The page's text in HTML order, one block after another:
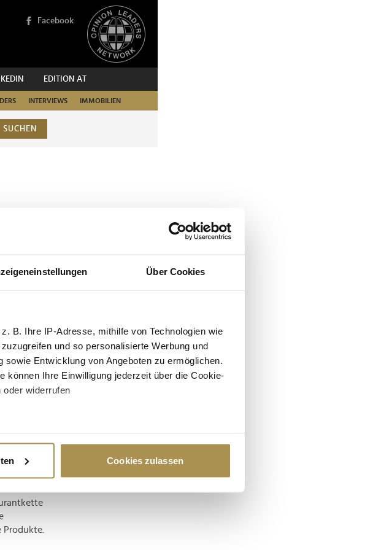
Über Cookies
B. Ihre IP-Adresse, mithilfe von Technologien wie
und so personalisierte Werbung und
Entwicklung von Angeboten zu ermöglichen.
können Ihre Einwilligung jederzeit über die Cookie-
widerrufen
und legen Sie Ihre Präferenzen im
für soziale Medien anbieten zu können
Informationen zu Ihrer Verwendung unserer
Unsere Partner führen diese Informationen
Cookies zulassen
Facebook
EDITION AT
INTERVIEWS IMMOBILIEN
SUCHEN
In
in